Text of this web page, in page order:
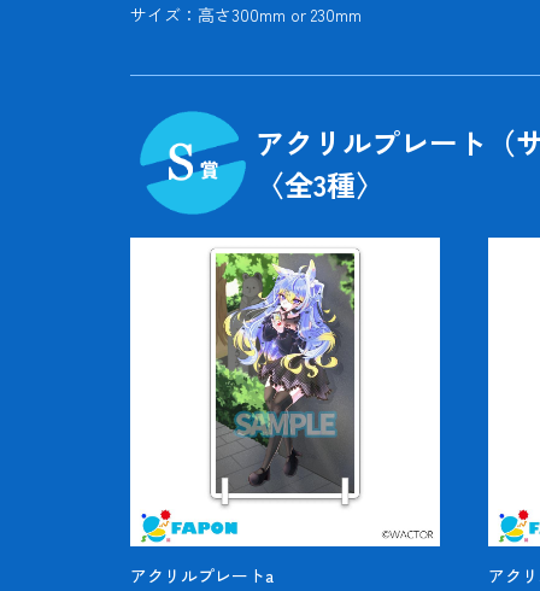
サイズ：高さ300mm or 230mm
アクリルプレート（
〈全3種〉
アクリルプレートa
アク